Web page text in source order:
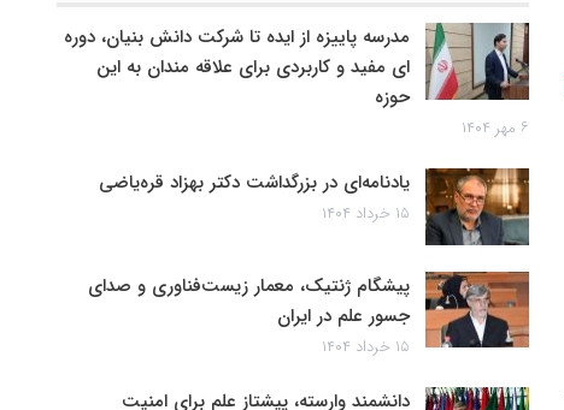
مدرسه پاییزه از ایده تا شرکت دانش بنیان، دوره
ای مفید و کاربردی برای علاقه مندان به این
حوزه
۶ مهر ۱۴۰۴
یادنامه‌ای در بزرگداشت دکتر بهزاد قره‌یاضی
۱۵ خرداد ۱۴۰۴
پیشگام ژنتیک، معمار زیست‌فناوری و صدای
جسور علم در ایران
۱۵ خرداد ۱۴۰۴
دانشمند وارسته، پیشتاز علم برای امنیت